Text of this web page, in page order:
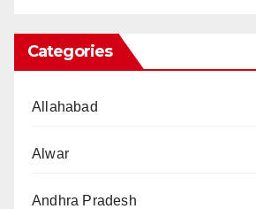
Categories
Allahabad
Alwar
Andhra Pradesh